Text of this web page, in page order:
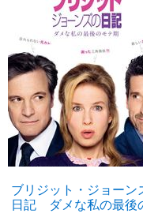
ブリジット・ジョーン
日記 ダメな私の最後